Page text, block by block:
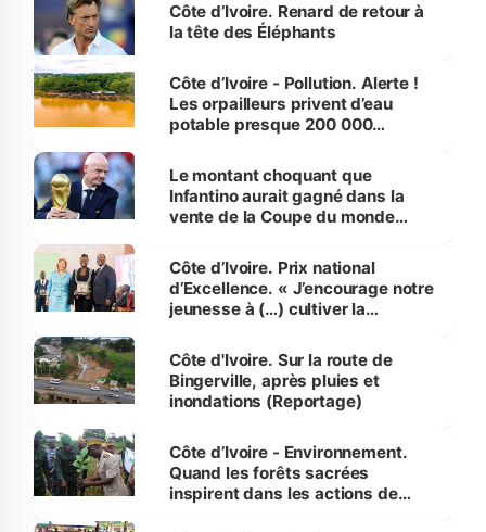
Côte d’Ivoire. Renard de retour à
la tête des Éléphants
Côte d’Ivoire - Pollution. Alerte !
Les orpailleurs privent d’eau
potable presque 200 000
Le montant choquant que
Infantino aurait gagné dans la
vente de la Coupe du monde
Côte d’Ivoire. Prix national
d’Excellence. « J’encourage notre
jeunesse à (…) cultiver la
(Alassane Ouattara
Côte d'Ivoire. Sur la route de
Bingerville, après pluies et
inondations (Reportage)
Côte d’Ivoire - Environnement.
Quand les forêts sacrées
inspirent dans les actions de